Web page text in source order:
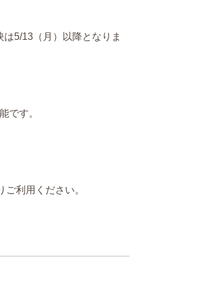
5/13（月）以降となりま
です。
ご利用ください。